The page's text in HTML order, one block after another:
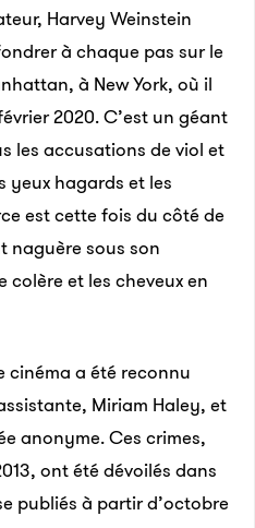
Harvey Weinstein
à chaque pas sur le
à New York, où il
2020. C’est un géant
les accusations de viol et
yeux hagards et les
est cette fois du côté de
naguère sous son
colère et les cheveux en
cinéma a été reconnu
Miriam Haley, et
anonyme. Ces crimes,
ont été dévoilés dans
publiés à partir d’octobre